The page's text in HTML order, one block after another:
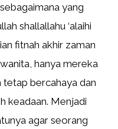
yang
shallallahu ‘alaihi
fitnah akhir zaman
hanya mereka
tetap bercahaya dan
keadaan. Menjadi
agar seorang